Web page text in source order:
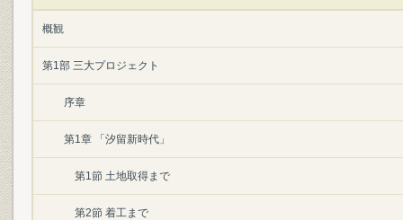
概観
第1部 三大プロジェクト
序章
第1章 「汐留新時代」
第1節 土地取得まで
第2節 着工まで